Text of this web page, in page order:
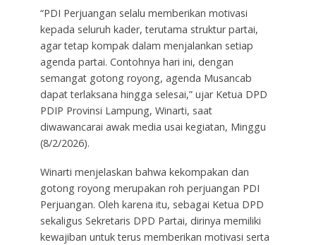
“PDI Perjuangan selalu memberikan motivasi
kepada seluruh kader, terutama struktur partai,
agar tetap kompak dalam menjalankan setiap
agenda partai. Contohnya hari ini, dengan
semangat gotong royong, agenda Musancab
dapat terlaksana hingga selesai,” ujar Ketua DPD
PDIP Provinsi Lampung, Winarti, saat
diwawancarai awak media usai kegiatan, Minggu
(8/2/2026).
Winarti menjelaskan bahwa kekompakan dan
gotong royong merupakan roh perjuangan PDI
Perjuangan. Oleh karena itu, sebagai Ketua DPD
sekaligus Sekretaris DPD Partai, dirinya memiliki
kewajiban untuk terus memberikan motivasi serta